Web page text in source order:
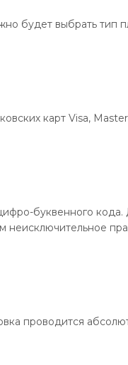
будет выбрать тип
карт Visa,
буквенного
неисключительное
проводится